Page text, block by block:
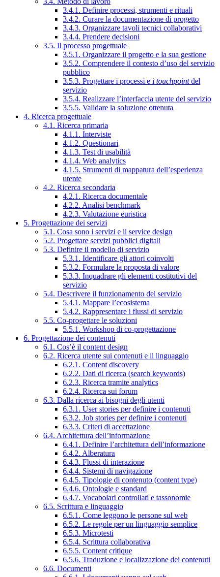
3.4.1. Definire processi, strumenti e rituali
3.4.2. Curare la documentazione di progetto
3.4.3. Organizzare tavoli tecnici collaborativi
3.4.4. Prendere decisioni
3.5. Il processo progettuale
3.5.1. Organizzare il progetto e la sua gestione
3.5.2. Comprendere il contesto d’uso del servizio
pubblico
3.5.3. Progettare i processi e i touchpointdel
servizio
3.5.4. Realizzare l’interfaccia utente del servizio
3.5.5. Validare la soluzione ottenuta
4. Ricerca progettuale
4.1. Ricerca primaria
4.1.1. Interviste
4.1.2. Questionari
4.1.3. Test di usabilità
4.1.4. Web analytics
4.1.5. Strumenti di mappatura dell’esperienza
utente
4.2. Ricerca secondaria
4.2.1. Ricerca documentale
4.2.2. Analisi benchmark
4.2.3. Valutazione euristica
5. Progettazione dei servizi
5.1. Cosa sono i servizi e il service design
5.2. Progettare servizi pubblici digitali
5.3. Definire il modello di servizio
5.3.1. Identificare gli attori coinvolti
5.3.2. Formulare la proposta di valore
5.3.3. Inquadrare gli elementi costitutivi del
servizio
5.4. Descrivere il funzionamento del servizio
5.4.1. Mappare l’ecosistema
5.4.2. Rappresentare i flussi di servizio
5.5. Co-progettare le soluzioni
5.5.1. Workshop di co-progettazione
6. Progettazione dei contenuti
6.1. Cos’è il content design
6.2. Ricerca utente sui contenuti e il linguaggio
6.2.1. Content discovery
6.2.2. Dati di ricerca (search keywords)
6.2.3. Ricerca tramite analytics
6.2.4. Ricerca sui forum
6.3. Dalla ricerca ai bisogni degli utenti
6.3.1. User stories per definire i contenuti
6.3.2. Job stories per definire i contenuti
6.3.3. Criteri di accettazione
6.4. Architettura dell’informazione
6.4.1. Definire l’architettura dell’informazione
6.4.2. Alberatura
6.4.3. Flussi di interazione
6.4.4. Sistemi di navigazione
6.4.5. Tipologie di contenuto (content type)
6.4.6. Ontologie e standard
6.4.7. Vocabolari controllati e tassonomie
6.5. Scrittura e linguaggio
6.5.1. Come leggono le persone sul web
6.5.2. Le regole per un linguaggio semplice
6.5.3. Microtesti
6.5.4. Scrittura collaborativa
6.5.5. Content critique
6.5.6. Traduzione e localizzazione dei contenuti
6.6. Documenti